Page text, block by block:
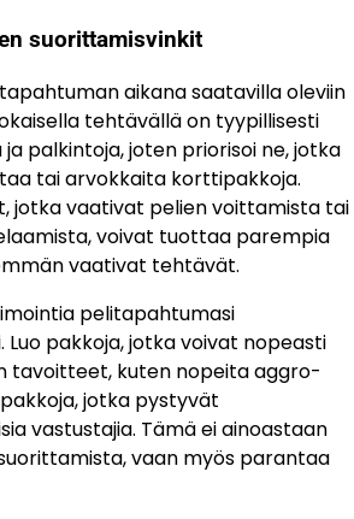
suorittamisvinkit
aikana saatavilla oleviin
tehtävällä on tyypillisesti
palkintoja, joten priorisoi ne, jotka
tai arvokkaita korttipakkoja.
jotka vaativat pelien voittamista tai
voivat tuottaa parempia
vaativat tehtävät.
pelitapahtumasi
Luo pakkoja, jotka voivat nopeasti
tavoitteet, kuten nopeita aggro-
jotka pystyvät
vastustajia. Tämä ei ainoastaan
vaan myös parantaa